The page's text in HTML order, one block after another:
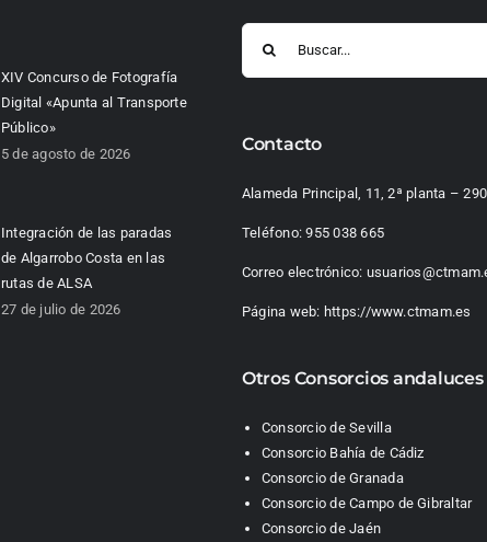
XIV Concurso de Fotografía
Digital «Apunta al Transporte
Público»
5 de agosto de 2026
Integración de las paradas
de Algarrobo Costa en las
rutas de ALSA
27 de julio de 2026
Contacto
Alameda Principal, 11, 2ª planta –
Teléfono:955 038 665
Correo electrónico:
Página web: https://www.ctmam.es
Otros Consorcios andaluces
Consorcio de Sevilla
Consorcio Bahía de Cádiz
Consorcio de Granada
Consorcio de Campo de Gibraltar
Consorcio de Jaén